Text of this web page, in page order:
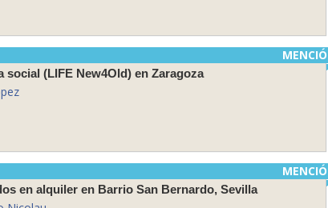
MENCIÓ
(LIFE New4Old) en Zaragoza
MENCIÓ
en alquiler en Barrio San Bernardo, Sevilla